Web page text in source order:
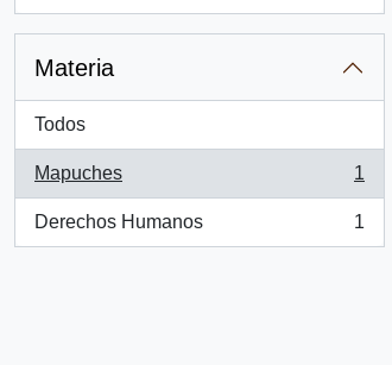
Materia
Todos
Mapuches
, 1 resultados
1
Derechos Humanos
, 1 resultados
1